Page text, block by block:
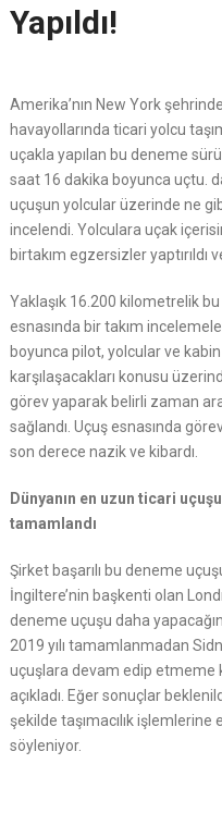
Yapıldı!
Amerika’nın New York
havayollarında ticari yolcu
uçakla yapılan bu deneme
saat 16 dakika boyunca uçtu.
uçuşun yolcular üzerinde ne
incelendi. Yolculara uçak
birtakım egzersizler yaptırıldı
Yaklaşık 16.200 kilometrelik
esnasında bir takım
boyunca pilot, yolcular ve
karşılaşacakları konusu
görev yaparak belirli zaman
sağlandı. Uçuş esnasında
son derece nazik ve kibardı.
Dünyanın en uzun ticari
tamamlandı
Şirket başarılı bu deneme
İngiltere’nin başkenti olan
deneme uçuşu daha
2019 yılı tamamlanmadan
uçuşlara devam edip etmeme
açıkladı. Eğer sonuçlar
şekilde taşımacılık işlemlerine
söyleniyor.